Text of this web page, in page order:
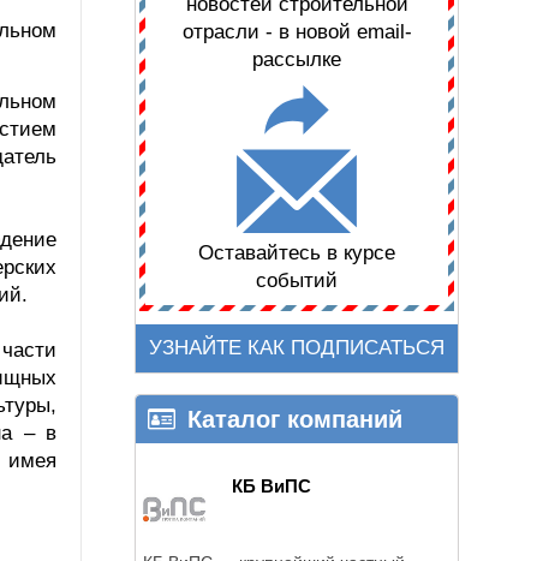
– в
имея
новостей строительной
отрасли - в новой email-
рассылке
Оставайтесь в курсе
событий
УЗНАЙТЕ КАК ПОДПИСАТЬСЯ
Каталог компаний
КБ ВиПС